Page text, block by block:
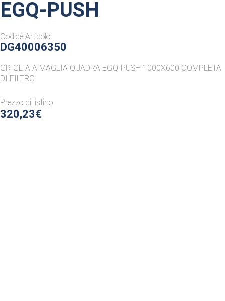
EGQ-PUSH
Codice Articolo:
DG40006350
GRIGLIA A MAGLIA QUADRA EGQ-PUSH 1000X600 COMPLETA
DI FILTRO
Prezzo di listino
320,23€